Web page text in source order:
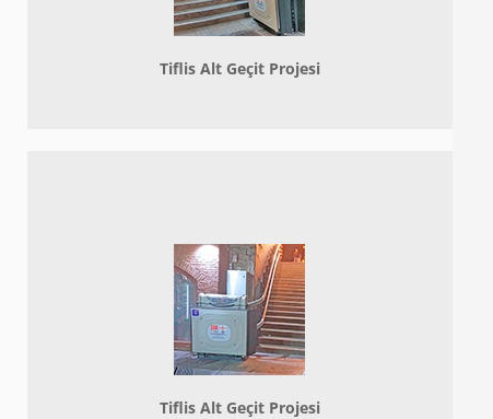
Tiflis Alt Geçit Projesi
Tiflis Alt Geçit Projesi